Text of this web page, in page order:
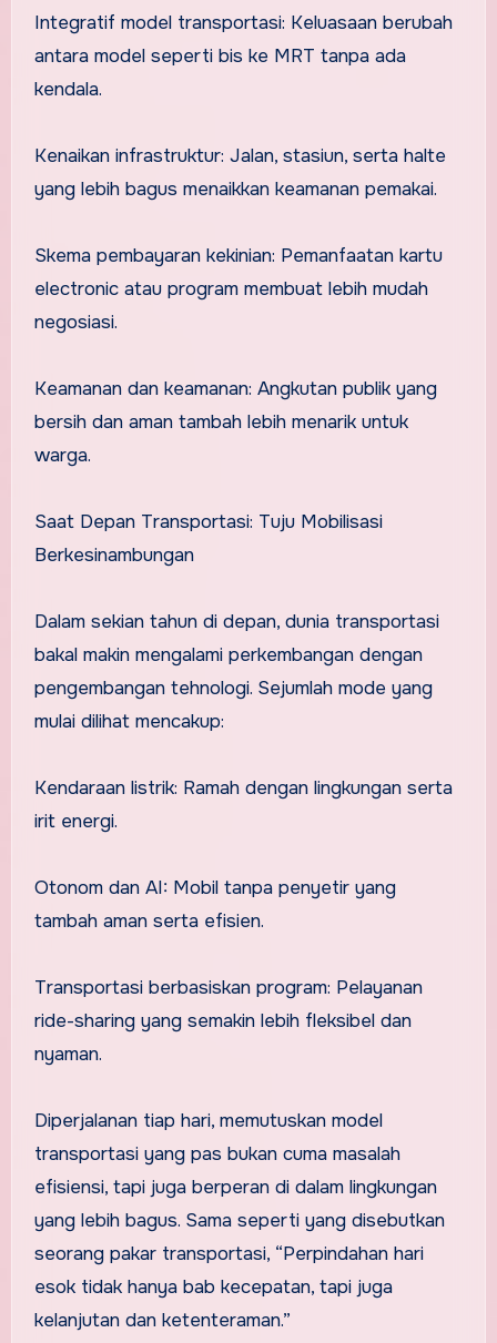
Integratif model transportasi: Keluasaan berubah
antara model seperti bis ke MRT tanpa ada
kendala.
Kenaikan infrastruktur: Jalan, stasiun, serta halte
yang lebih bagus menaikkan keamanan pemakai.
Skema pembayaran kekinian: Pemanfaatan kartu
electronic atau program membuat lebih mudah
negosiasi.
Keamanan dan keamanan: Angkutan publik yang
bersih dan aman tambah lebih menarik untuk
warga.
Saat Depan Transportasi: Tuju Mobilisasi
Berkesinambungan
Dalam sekian tahun di depan, dunia transportasi
bakal makin mengalami perkembangan dengan
pengembangan tehnologi. Sejumlah mode yang
mulai dilihat mencakup:
Kendaraan listrik: Ramah dengan lingkungan serta
irit energi.
Otonom dan AI: Mobil tanpa penyetir yang
tambah aman serta efisien.
Transportasi berbasiskan program: Pelayanan
ride-sharing yang semakin lebih fleksibel dan
nyaman.
Diperjalanan tiap hari, memutuskan model
transportasi yang pas bukan cuma masalah
efisiensi, tapi juga berperan di dalam lingkungan
yang lebih bagus. Sama seperti yang disebutkan
seorang pakar transportasi, “Perpindahan hari
esok tidak hanya bab kecepatan, tapi juga
kelanjutan dan ketenteraman.”